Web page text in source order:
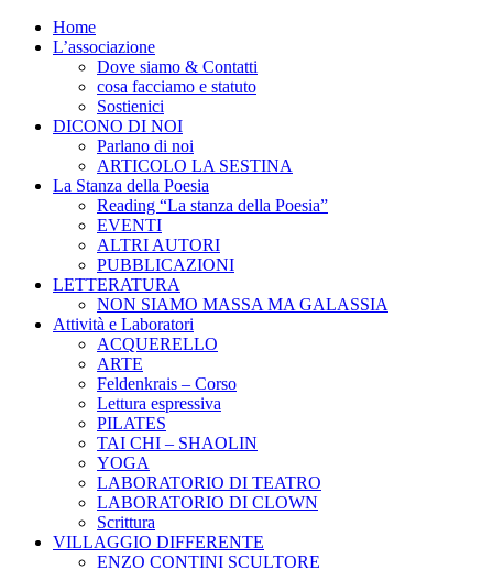
Home
L’associazione
Dove siamo & Contatti
cosa facciamo e statuto
Sostienici
DICONO DI NOI
Parlano di noi
ARTICOLO LA SESTINA
La Stanza della Poesia
Reading “La stanza della Poesia”
EVENTI
ALTRI AUTORI
PUBBLICAZIONI
LETTERATURA
NON SIAMO MASSA MA GALASSIA
Attività e Laboratori
ACQUERELLO
ARTE
Feldenkrais – Corso
Lettura espressiva
PILATES
TAI CHI – SHAOLIN
YOGA
LABORATORIO DI TEATRO
LABORATORIO DI CLOWN
Scrittura
VILLAGGIO DIFFERENTE
ENZO CONTINI SCULTORE